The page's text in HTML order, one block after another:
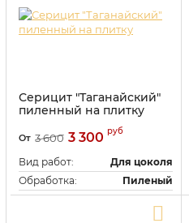
Серицит "Таганайский"
пиленный на плитку
От 3 600 3 300 руб
Вид работ:
Для цоколя
Обработка:
Пиленый
Цвет:
Серый